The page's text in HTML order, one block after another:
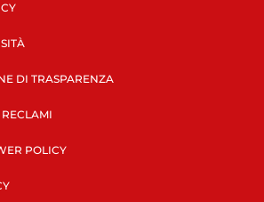
DI TRASPARENZA
POLICY